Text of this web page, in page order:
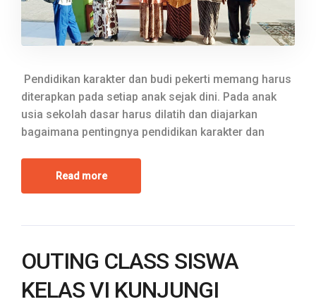
Pendidikan karakter dan budi pekerti memang harus
diterapkan pada setiap anak sejak dini. Pada anak
usia sekolah dasar harus dilatih dan diajarkan
bagaimana pentingnya pendidikan karakter dan
Read more
OUTING CLASS SISWA
KELAS VI KUNJUNGI